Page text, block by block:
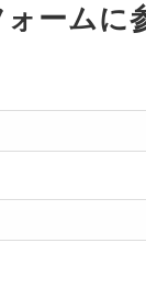
ォームに